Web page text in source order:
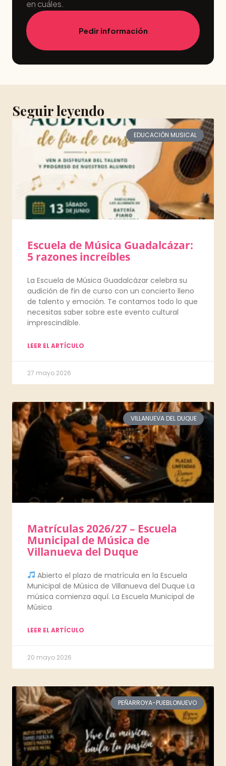
en cuáles.
Pedir información
Seguir leyendo
EDUCACIÓN MUSICAL
Escuela de Música Guadalcázar:
5 razones increíbles
La Escuela de Música Guadalcázar celebra su
audición de fin de curso con un concierto lleno
de talento y emoción. Te contamos todo lo que
necesitas saber sobre este evento cultural
imprescindible.
LEER EL ARTÍCULO
27 mayo 2026
VILLANUEVA DEL DUQUE
Matrículas 2026/27 – Escuela
Municipal de Música de
Villanueva del Duque
Abierto el plazo de matrícula en la Escuela
Municipal de Música de Villanueva del Duque La
música comienza aquí. La Escuela Municipal de
Música
LEER EL ARTÍCULO
20 mayo 2026
PEÑARROYA-PUEBLONUEVO